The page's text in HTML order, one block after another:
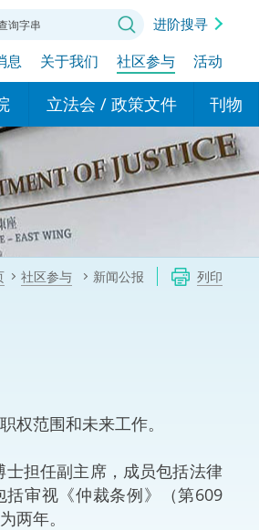
)
进阶搜寻
息 关于我们 社区参与 活动
项
立法会 / 政策文件
现行政策措施
政策文件
特别财务委员会
刊物
基本
民事
维护
社区参与 新闻公报 列印
范围和未来工作。
担任副主席，成员包括法律
审视《仲裁条例》（第609
两年。